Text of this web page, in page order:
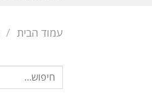
עמוד הבית /
חיפוש
עבור: